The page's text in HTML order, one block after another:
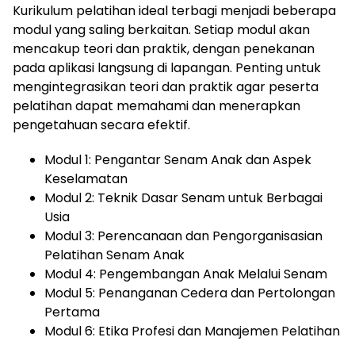
Kurikulum pelatihan ideal terbagi menjadi beberapa
modul yang saling berkaitan. Setiap modul akan
mencakup teori dan praktik, dengan penekanan
pada aplikasi langsung di lapangan. Penting untuk
mengintegrasikan teori dan praktik agar peserta
pelatihan dapat memahami dan menerapkan
pengetahuan secara efektif.
Modul 1: Pengantar Senam Anak dan Aspek
Keselamatan
Modul 2: Teknik Dasar Senam untuk Berbagai
Usia
Modul 3: Perencanaan dan Pengorganisasian
Pelatihan Senam Anak
Modul 4: Pengembangan Anak Melalui Senam
Modul 5: Penanganan Cedera dan Pertolongan
Pertama
Modul 6: Etika Profesi dan Manajemen Pelatihan